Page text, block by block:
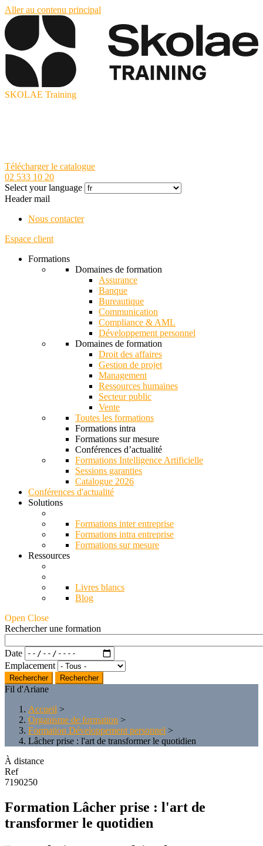
Aller au contenu principal
SKOLAE Training
Télécharger le catalogue
02 533 10 20
Select your language
Header mail
Nous contacter
Espace client
Formations
Domaines de formation
Assurance
Banque
Bureautique
Communication
Compliance & AML
Développement personnel
Domaines de formation
Droit des affaires
Gestion de projet
Management
Ressources humaines
Secteur public
Vente
Toutes les formations
Formations intra
Formations sur mesure
Conférences d’actualité
Formations Intelligence Artificielle
Sessions garanties
Catalogue 2026
Conférences d'actualité
Solutions
Formations inter entreprise
Formations intra entreprise
Formations sur mesure
Ressources
Livres blancs
Blog
Open Close
Rechercher une formation
Date
Emplacement
Rechercher
Fil d'Ariane
Accueil >
Organisme de formation >
Formation Développement personnel >
Lâcher prise : l'art de transformer le quotidien
À distance
Ref
7190250
Formation Lâcher prise : l'art de
transformer le quotidien